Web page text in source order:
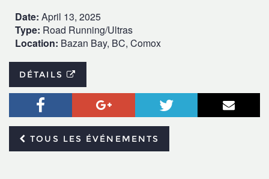
Date: April 13, 2025
Type: Road Running/Ultras
Location: Bazan Bay, BC, Comox
DÉTAILS
Facebook Google+ Twitter
TOUS LES ÉVÉNEMENTS